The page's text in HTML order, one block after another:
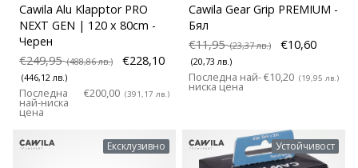
Cawila Alu Klapptor PRO
NEXT GEN | 120 x 80cm -
Черен
€249,95(488,86 лв.) €228,10
(446,12 лв.)
Последна
най-ниска
цена
€200,00 (391,17 лв.)
Cawila Gear Grip PREMIUM -
Бял
€11,95(23,37 лв.) €10,60
(20,73 лв.)
Последна най-
ниска цена
€10,20 (19,95 лв.)
Ексклузивно Устойчивост